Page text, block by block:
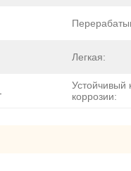
Легкая:
Устойчивый
коррозии: